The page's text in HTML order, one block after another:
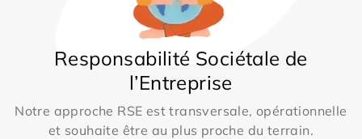
Responsabilité Sociétale de
l’Entreprise
Notre approche RSE est transversale, opérationnelle
et souhaite être au plus proche du terrain.